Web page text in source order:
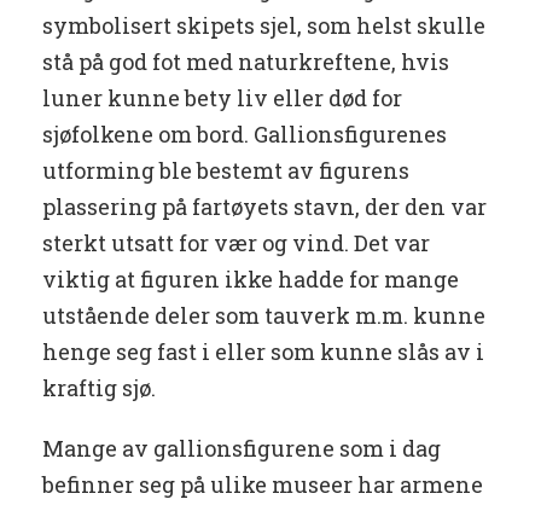
symbolisert skipets sjel, som helst skulle
stå på god fot med naturkreftene, hvis
luner kunne bety liv eller død for
sjøfolkene om bord. Gallionsfigurenes
utforming ble bestemt av figurens
plassering på fartøyets stavn, der den var
sterkt utsatt for vær og vind. Det var
viktig at figuren ikke hadde for mange
utstående deler som tauverk m.m. kunne
henge seg fast i eller som kunne slås av i
kraftig sjø.
Mange av gallionsfigurene som i dag
befinner seg på ulike museer har armene